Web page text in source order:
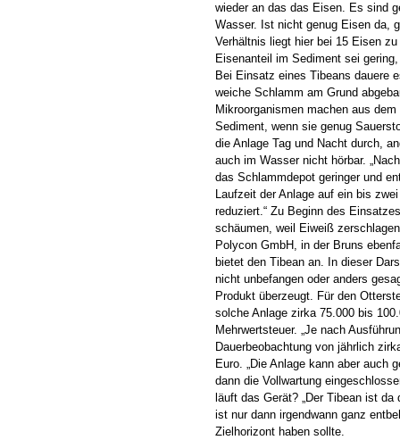
wieder an das das Eisen. Es sind
Wasser. Ist nicht genug Eisen da,
Verhältnis liegt hier bei 15 Eisen
Eisenanteil im Sediment sei
Bei Einsatz eines Tibeans dauere
weiche Schlamm am Grund
Mikroorganismen machen aus
Sediment, wenn sie genug
die Anlage Tag und Nacht durch,
auch im Wasser nicht hörbar.
das Schlammdepot geringer und
Laufzeit der Anlage auf ein bis
reduziert.“ Zu Beginn des
schäumen, weil Eiweiß
Polycon GmbH, in der Bruns
bietet den Tibean an. In dieser
nicht unbefangen oder anders
Produkt überzeugt. Für den
solche Anlage zirka 75.000 bis
Mehrwertsteuer. „Je nach
Dauerbeobachtung von jährlich
Euro. „Die Anlage kann aber auch
dann die Vollwartung
läuft das Gerät? „Der Tibean ist
ist nur dann irgendwann ganz
Zielhorizont haben sollte.